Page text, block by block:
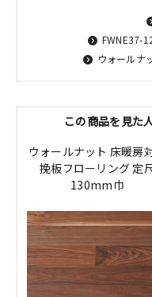
FWNE37-
ウォールナ
この商品を見た
ウォールナット 床暖房
挽板フローリング 定
130mm巾